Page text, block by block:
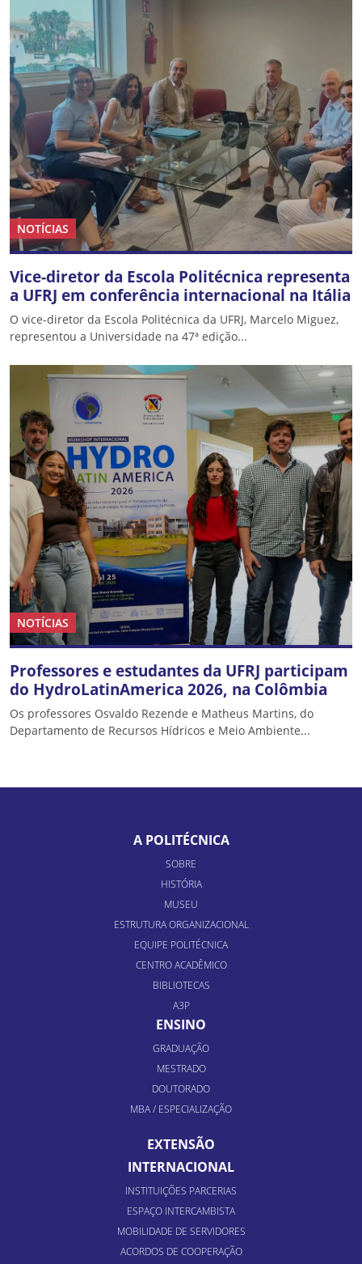
NOTÍCIAS
Vice-diretor da Escola Politécnica representa
a UFRJ em conferência internacional na Itália
O vice-diretor da Escola Politécnica da UFRJ, Marcelo Miguez,
representou a Universidade na 47ª edição...
NOTÍCIAS
Professores e estudantes da UFRJ participam
do HydroLatinAmerica 2026, na Colômbia
Os professores Osvaldo Rezende e Matheus Martins, do
Departamento de Recursos Hídricos e Meio Ambiente...
A POLITÉCNICA
SOBRE
HISTÓRIA
MUSEU
ESTRUTURA ORGANIZACIONAL
EQUIPE POLITÉCNICA
CENTRO ACADÊMICO
BIBLIOTECAS
A3P
ENSINO
GRADUAÇÃO
MESTRADO
DOUTORADO
MBA / ESPECIALIZAÇÃO
EXTENSÃO
INTERNACIONAL
INSTITUIÇÕES PARCERIAS
ESPAÇO INTERCAMBISTA
MOBILIDADE DE SERVIDORES
ACORDOS DE COOPERAÇÃO